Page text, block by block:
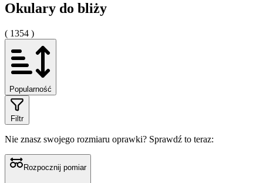
Okulary do bliży
( 1354 )
Popularność
Filtr
Nie znasz swojego rozmiaru oprawki? Sprawdź to teraz:
Rozpocznij pomiar